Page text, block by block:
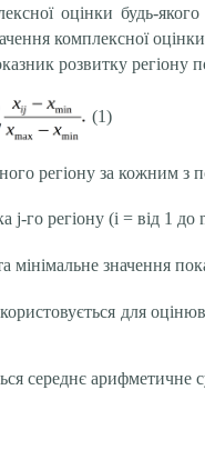
оцінки будь-
комплексної
розвитку
(1)
регіону за кожним з
j-го регіону (i = від 1 до
мінімальне значення
для
середнє